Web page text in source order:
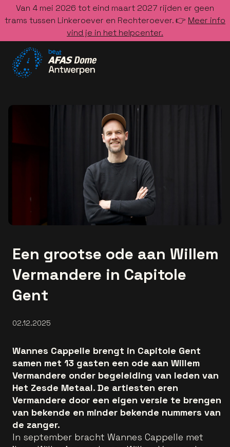
Van 4 mei 2026 tot eind maart 2027 rijden er geen
trams tussen Linkeroever en Rechteroever. 👉 Meer info
vind je in het helpcenter.
Een grootse ode aan Willem
Vermandere in Capitole
Gent
02.12.2025
Wannes Cappelle brengt in Capitole Gent
samen met 13 gasten een ode aan Willem
Vermandere onder begeleiding van leden van
Het Zesde Metaal. De artiesten eren
Vermandere door een eigen versie te brengen
van bekende en minder bekende nummers van
de zanger.
In september bracht Wannes Cappelle met